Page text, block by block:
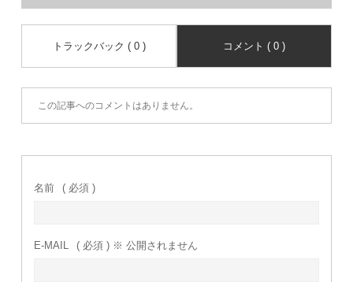
トラックバック ( 0 ) コメント ( 0 )
この記事へのコメントはありません。
名前 ( 必須 )
E-MAIL ( 必須 ) ※ 公開されません